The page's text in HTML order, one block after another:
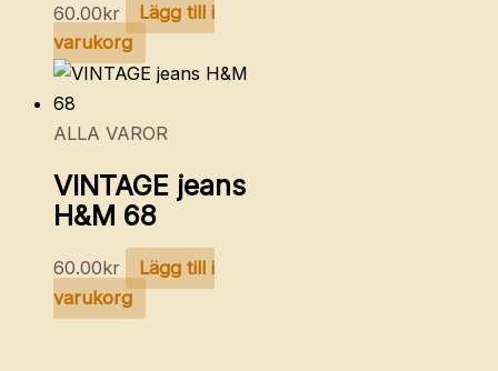
60.00kr
Lägg till i
varukorg
ALLA VAROR
VINTAGE jeans
H&M 68
60.00kr
Lägg till i
varukorg